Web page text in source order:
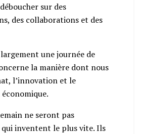
sur des
des collaborations et des
largement une journée de
la manière dont nous
l’innovation et le
ne seront pas
qui inventent le plus vite. Ils